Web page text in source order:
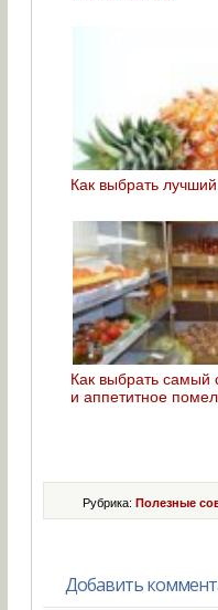
Как выбрать
Как выбрать самый
и аппетитное
Рубрика:Полезные
Добавить